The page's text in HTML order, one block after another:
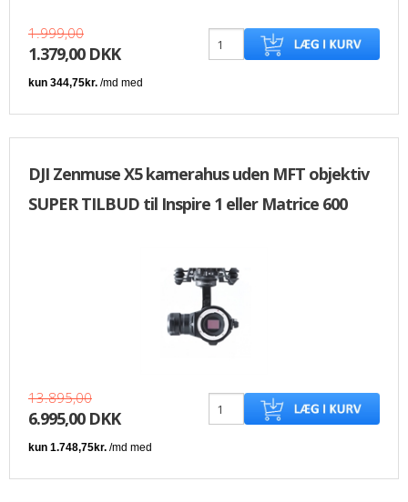
1.999,00
1.379,00 DKK
DJI Zenmuse X5 kamerahus uden MFT objektiv
SUPER TILBUD til Inspire 1 eller Matrice 600
13.895,00
6.995,00 DKK